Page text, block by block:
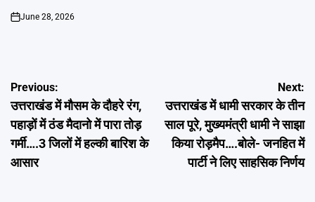
on
June 28, 2026
Post
navigation
Previous:
उत्तराखंड में मौसम के दौहरे रंग,
पहाड़ों में ठंड मैदानो में पारा तोड़
गर्मी….3 जिलों में हल्की बारिश के
आसार
Next:
उत्तराखंड में धामी सरकार के तीन
साल पूरे, मुख्यमंत्री धामी ने साझा
किया रोड़मैप….बोले- जनहित में
पार्टी ने लिए साहसिक निर्णय